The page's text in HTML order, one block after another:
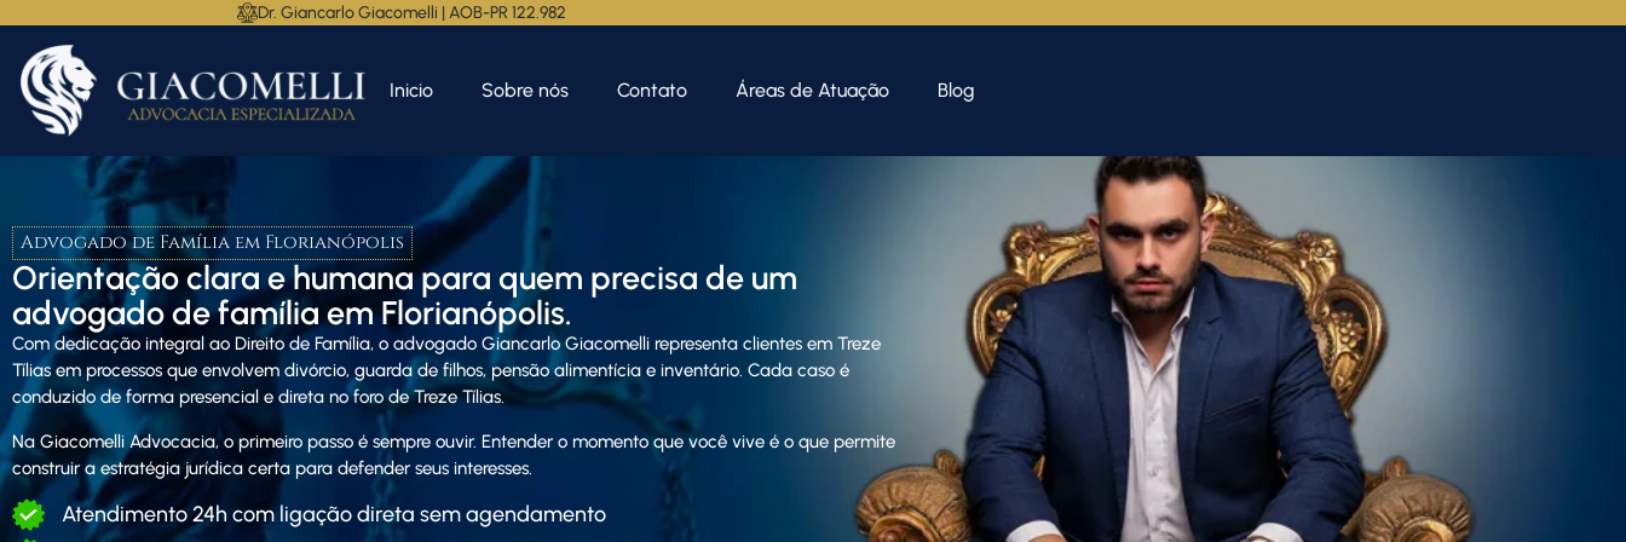
Dr. Giancarlo Giacomelli | AOB-PR 122.982
Inicio Sobre nós Contato Áreas de Atuação Blog
Advogado de Família em Florianópolis
Orientação clara e humana para quem precisa de um
advogado de família em Florianópolis.
Com dedicação integral ao Direito de Família, o advogado Giancarlo Giacomelli representa clientes em Treze
Tílias em processos que envolvem divórcio, guarda de filhos, pensão alimentícia e inventário. Cada caso é
conduzido de forma presencial e direta no foro de Treze Tílias.
Na Giacomelli Advocacia, o primeiro passo é sempre ouvir. Entender o momento que você vive é o que permite
construir a estratégia jurídica certa para defender seus interesses.
Atendimento 24h com ligação direta sem agendamento